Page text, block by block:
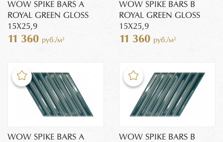
WOW SPIKE BARS A
ROYAL GREEN GLOSS
15X25,9
11 360 руб./м²
WOW SPIKE BARS B
ROYAL GREEN GLOSS
15X25,9
11 360 руб./м²
WOW SPIKE BARS A
WOW SPIKE BARS B